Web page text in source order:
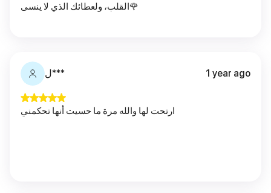
القلب، ولعطائك الذي لا ينسى🌹
ل*** 1 year ago
ارتحت لها والله مرة ما حسيت أنها تحكمني